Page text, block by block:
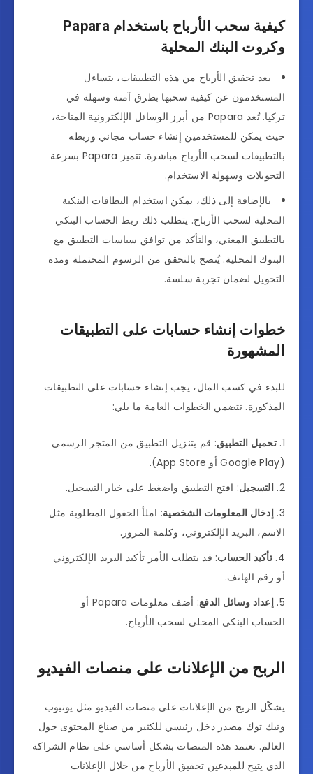
كيفية سحب الأرباح باستخدام Papara
وكروت البنك المحلية
بعد تحقيق الأرباح من هذه التطبيقات، يتساءل
المستخدمون عن كيفية سحبها بطرق آمنة وسهلة في
تركيا. تُعد Papara من أبرز الوسائل الإلكترونية المتاحة،
حيث يمكن للمستخدمين إنشاء حساب مجاني وربطه
بالتطبيقات لسحب الأرباح مباشرة. تتميز Papara بسرعة
التحويلات وسهولة الاستخدام.
بالإضافة إلى ذلك، يمكن استخدام البطاقات البنكية
المحلية لسحب الأرباح. يتطلب ذلك ربط الحساب البنكي
بالتطبيق المعني، والتأكد من توافق سياسات التطبيق مع
البنوك المحلية. يُنصح بالتحقق من الرسوم المحتملة ومدة
التحويل لضمان تجربة سلسة.
خطوات إنشاء حسابات على التطبيقات
المشهورة
للبدء في كسب المال، يجب إنشاء حسابات على التطبيقات
المذكورة. تتضمن الخطوات العامة ما يلي:
تحميل التطبيق: قم بتنزيل التطبيق من المتجر الرسمي
(Google Play أو App Store).
التسجيل: افتح التطبيق واضغط على خيار التسجيل.
إدخال المعلومات الشخصية: املأ الحقول المطلوبة مثل
الاسم، البريد الإلكتروني، وكلمة المرور.
تأكيد الحساب: قد يتطلب الأمر تأكيد البريد الإلكتروني
أو رقم الهاتف.
إعداد وسائل الدفع
: أضف معلومات Papara أو
الحساب البنكي المحلي لسحب الأرباح.
الربح من الإعلانات على منصات الفيديو
يشكّل الربح من الإعلانات على منصات الفيديو مثل يوتيوب
وتيك توك مصدر دخل رئيسي للكثير من صناع المحتوى حول
العالم. تعتمد هذه المنصات بشكل أساسي على نظام الشراكة
الذي يتيح للمبدعين تحقيق الأرباح من خلال الإعلانات